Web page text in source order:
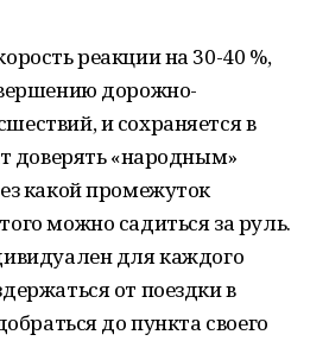
реакции на 30-40 %,
дорожно-
и сохраняется в
доверять «народным»
какой промежуток
можно садиться за руль.
для каждого
от поездки в
до пункта своего